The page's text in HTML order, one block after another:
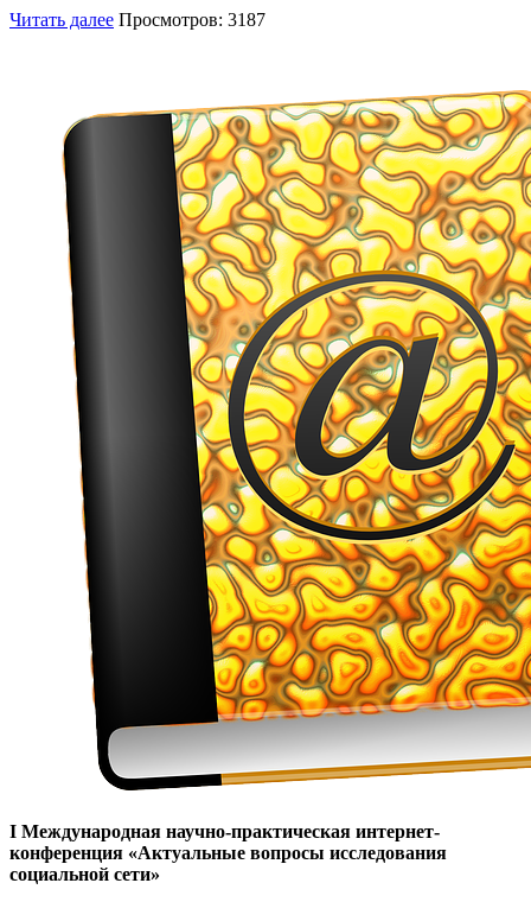
Читать далее Просмотров: 3187
I Международная научно-практическая интернет-
конференция «Актуальные вопросы исследования
социальной сети»